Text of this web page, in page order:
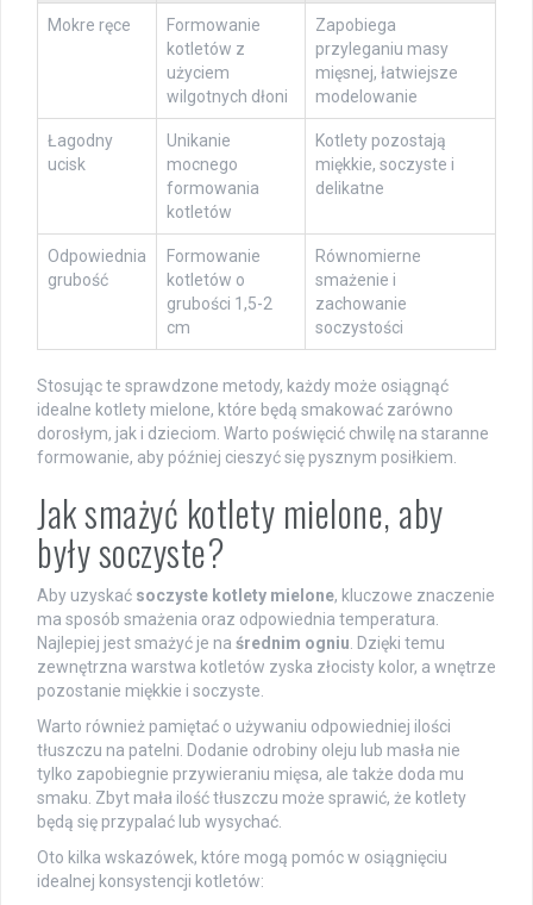
Mokre ręce
Formowanie
kotletów z
użyciem
wilgotnych dłoni
Zapobiega
przyleganiu masy
mięsnej, łatwiejsze
modelowanie
Łagodny
ucisk
Unikanie
mocnego
formowania
kotletów
Kotlety pozostają
miękkie, soczyste i
delikatne
Odpowiednia
grubość
Formowanie
kotletów o
grubości 1,5-2
cm
Równomierne
smażenie i
zachowanie
soczystości
Stosując te sprawdzone metody, każdy może osiągnąć
idealne kotlety mielone, które będą smakować zarówno
dorosłym, jak i dzieciom. Warto poświęcić chwilę na staranne
formowanie, aby później cieszyć się pysznym posiłkiem.
Jak smażyć kotlety mielone, aby
były soczyste?
Aby uzyskać soczyste kotlety mielone, kluczowe znaczenie
ma sposób smażenia oraz odpowiednia temperatura.
Najlepiej jest smażyć je na średnim ogniu . Dzięki temu
zewnętrzna warstwa kotletów zyska złocisty kolor, a wnętrze
pozostanie miękkie i soczyste.
Warto również pamiętać o używaniu odpowiedniej ilości
tłuszczu na patelni. Dodanie odrobiny oleju lub masła nie
tylko zapobiegnie przywieraniu mięsa, ale także doda mu
smaku. Zbyt mała ilość tłuszczu może sprawić, że kotlety
będą się przypalać lub wysychać.
Oto kilka wskazówek, które mogą pomóc w osiągnięciu
idealnej konsystencji kotletów: